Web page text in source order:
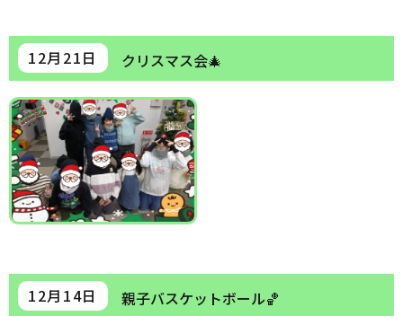
12月21日 クリスマス会🎄
12月14日 親子バスケットボール🏀